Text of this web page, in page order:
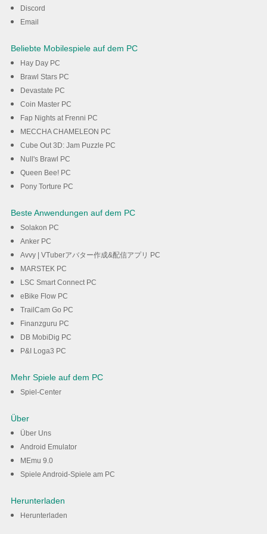
Discord
Email
Beliebte Mobilespiele auf dem PC
Hay Day PC
Brawl Stars PC
Devastate PC
Coin Master PC
Fap Nights at Frenni PC
MECCHA CHAMELEON PC
Cube Out 3D: Jam Puzzle PC
Null's Brawl PC
Queen Bee! PC
Pony Torture PC
Beste Anwendungen auf dem PC
Solakon PC
Anker PC
Avvy | VTuberアバター作成&配信アプリ PC
MARSTEK PC
LSC Smart Connect PC
eBike Flow PC
TrailCam Go PC
Finanzguru PC
DB MobiDig PC
P&I Loga3 PC
Mehr Spiele auf dem PC
Spiel-Center
Über
Über Uns
Android Emulator
MEmu 9.0
Spiele Android-Spiele am PC
Herunterladen
Herunterladen